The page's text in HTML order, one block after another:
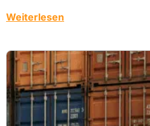
Weiterlesen